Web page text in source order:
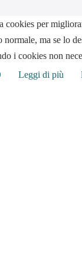
cookies per
normale, ma se lo
i cookies non
Leggi di più